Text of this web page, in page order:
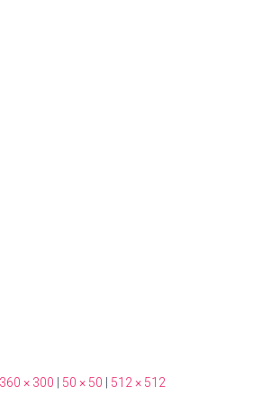
360 × 300 50 × 50 512 × 512